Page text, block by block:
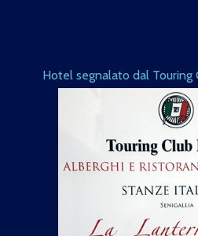
Hotel segnalato dal Touring